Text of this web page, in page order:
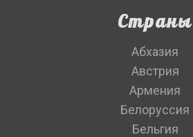
Страны
Абхазия
Австрия
Армения
Белоруссия
Бельгия